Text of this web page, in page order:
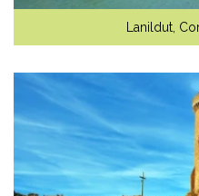
Lanildut,